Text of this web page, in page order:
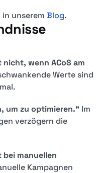
unserem Blog.
wenn ACoS am
Werte sind
um zu optimieren.“ Im
verzögern die
bei manuellen
Kampagnen